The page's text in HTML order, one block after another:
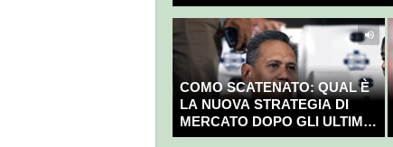
COMO SCATENATO: QUAL È
LA NUOVA STRATEGIA DI
MERCATO DOPO GLI ULTIMI
COLPI?